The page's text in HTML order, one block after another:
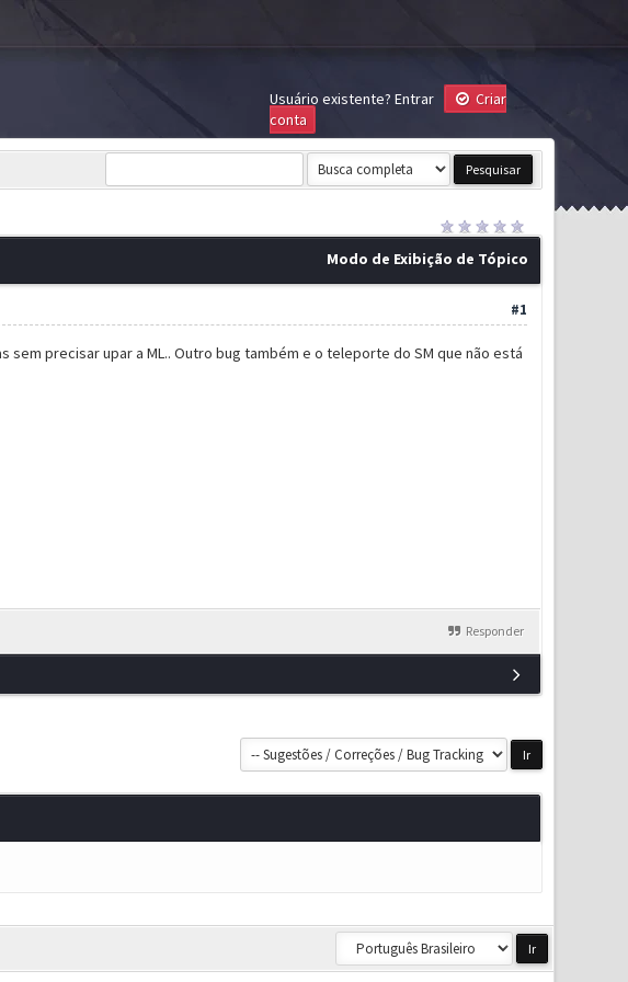
Usuário existente? Entrar
Criar
conta
Modo de Exibição de Tópico
#1
precisar upar a ML.. Outro bug também e o teleporte do SM que não está
Responder